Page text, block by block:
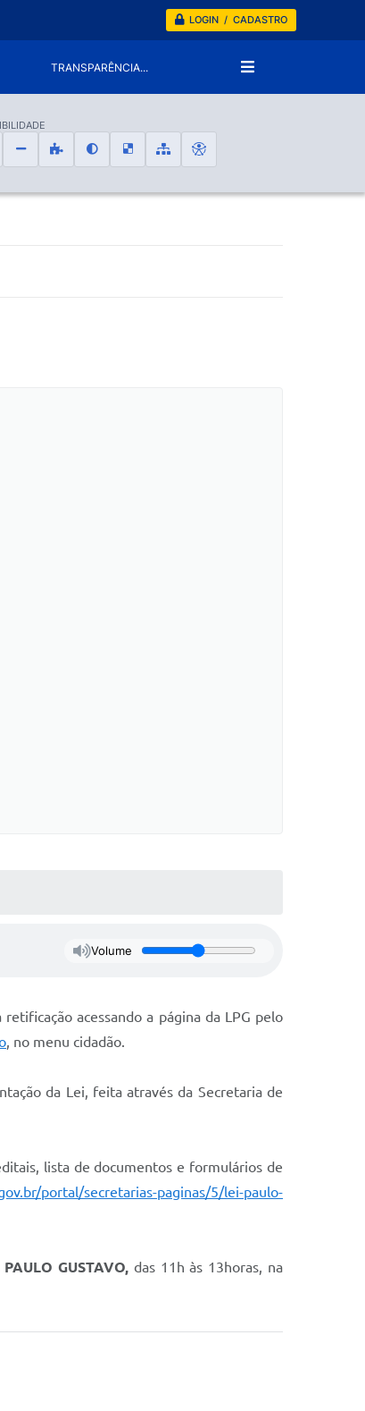
LOGIN / CADASTRO
TRANSPARÊNCIA...
Volume
retificação acessando a página da LPG pelo
, no menu cidadão.
da Lei, feita através da Secretaria de
lista de documentos e formulários de
portal/secretarias-paginas/5/lei-paulo-
GUSTAVO, das 11h às 13horas, na